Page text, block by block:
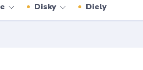
Disky Diely